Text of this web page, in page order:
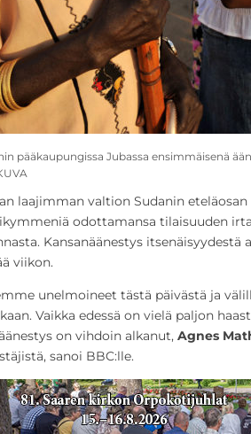
pääkaupungissa Jubassa ensimmäisenä
laajimman valtion Sudanin eteläosan
odottamansa tilaisuuden
Kansanäänestys itsenäisyydestä
viikon.
unelmoineet tästä päivästä ja
Vaikka edessä on vielä paljon
on vihdoin alkanut, Agnes
sanoi BBC:lle.